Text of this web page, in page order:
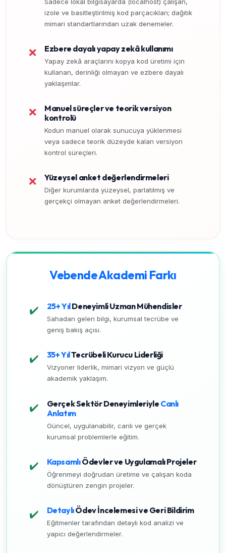
izole ve basitleştirilmiş kod parçacıkları; dağıtık
mimari standartlarından uzak denemeler.
❌ Ezbere dayalı yapay zekâ kullanımı
Yapay zekâ araçlarını kopya kod üretimi için
kullanan, derinliği olmayan ve ezbere dayalı
yaklaşımlar.
❌
Manuel süreçler ve teorik versiyon
kontrolü
Kodun manuel olarak sunucuya yüklenmesi
veya sadece teorik düzeyde kalan versiyon
kontrol süreçleri.
❌ Yüzeysel anket değerlendirmeleri
Diğer kurumlarda yüzeysel, parlatılmış ve
gerçekçi olmayan anket değerlendirmeleri.
Vebende Akademi Farkı
✔️ 25+ YılDeneyimli Uzman Mühendisler
Sahadan gelen bilgi, kurumsal tecrübe ve
geniş bakış açısı.
✔️ 35+ YılTecrübeli Kurucu Liderliği
Vizyoner liderlik, mimari vizyon ve güçlü
akademik yaklaşım.
✔️ Gerçek Sektör Deneyimleriyle Canlı
Anlatım
Güncel, uygulanabilir, canlı ve gerçek
kurumsal problemlerle eğitim.
✔️ KapsamlıÖdevler ve Uygulamalı Projeler
Öğrenmeyi doğrudan üretime ve çalışan koda
dönüştüren zengin projeler.
✔️ DetaylıÖdev İncelemesi ve Geri Bildirim
Eğitmenler tarafından detaylı kod analizi ve
yapıcı değerlendirmeler.